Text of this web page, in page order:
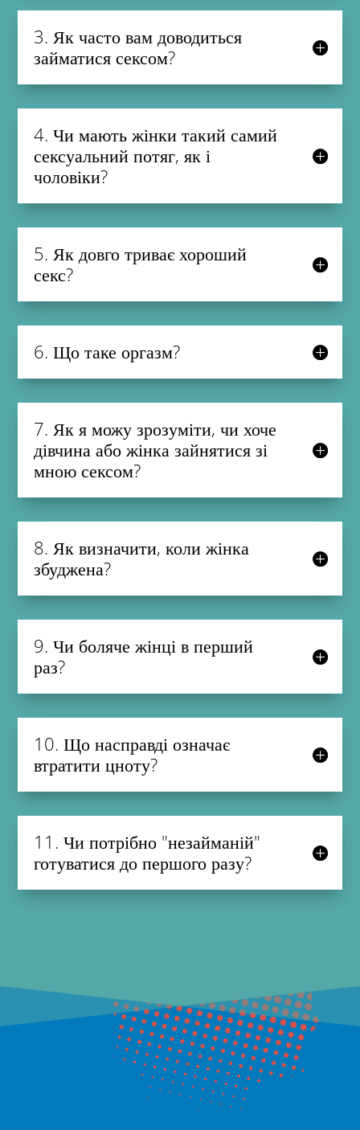
3. Як часто вам доводиться
займатися сексом?
4. Чи мають жінки такий самий
сексуальний потяг, як і
чоловіки?
5. Як довго триває хороший
секс?
6. Що таке оргазм?
7. Як я можу зрозуміти, чи хоче
дівчина або жінка зайнятися зі
мною сексом?
8. Як визначити, коли жінка
збуджена?
9. Чи боляче жінці в перший
раз?
10. Що насправді означає
втратити цноту?
11. Чи потрібно "незайманій"
готуватися до першого разу?